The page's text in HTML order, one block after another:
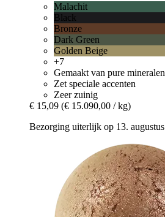
Malachit
Black
Bronze
Dark Green
Golden Beige
+7
Gemaakt van pure mineralen
Zet speciale accenten
Zeer zuinig
€ 15,09 (€ 15.090,00 / kg)
Bezorging uiterlijk op 13. augustus